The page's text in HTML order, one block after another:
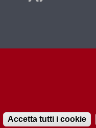
Accetta tutti i cookie